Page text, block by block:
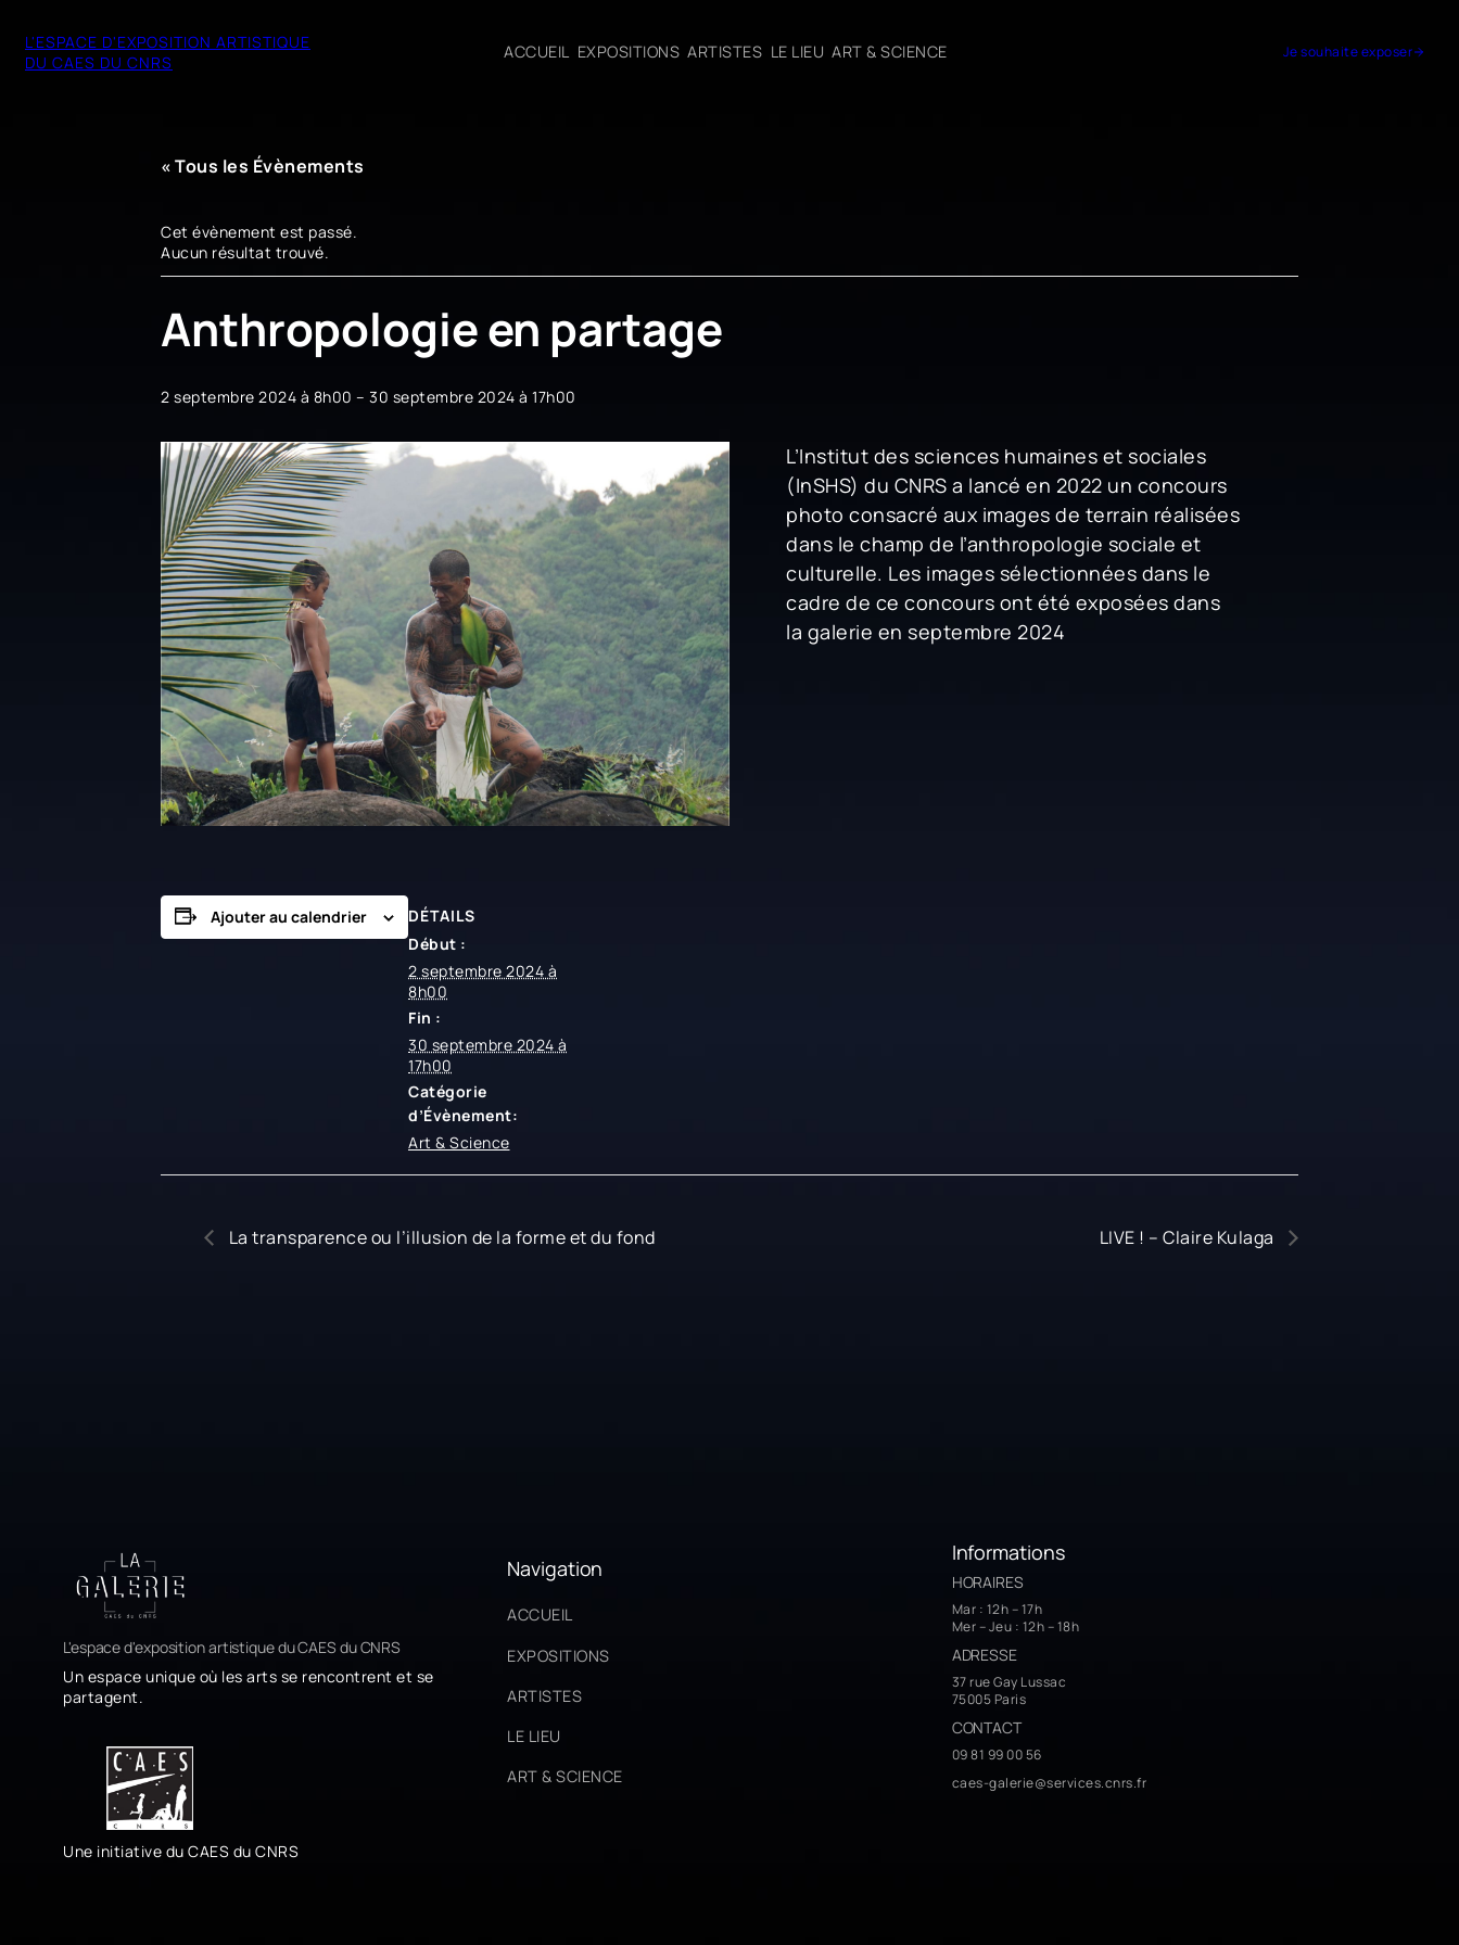
L'ESPACE D'EXPOSITION ARTISTIQUE
DU CAES DU CNRS
ACCUEIL EXPOSITIONS ARTISTES LE LIEU ART & SCIENCE Je souhaite exposer
« Tous les Évènements
Cet évènement est passé.
Aucun résultat trouvé.
Anthropologie en partage
2 septembre 2024 à 8h00 – 30 septembre 2024 à 17h00
L’Institut des sciences humaines et sociales
(InSHS) du CNRS a lancé en 2022 un concours
photo consacré aux images de terrain réalisées
dans le champ de l’anthropologie sociale et
culturelle. Les images sélectionnées dans le
cadre de ce concours ont été exposées dans
la galerie en septembre 2024
Ajouter au calendrier
DÉTAILS
Début :
2 septembre 2024 à
8h00
Fin :
30 septembre 2024 à
17h00
Catégorie
d’Évènement:
Art & Science
La transparence ou l’illusion de la forme et du fond LIVE ! – Claire Kulaga
L'espace d'exposition artistique du CAES du CNRS
Un espace unique où les arts se rencontrent et se
partagent.
Une initiative du CAES du CNRS
Navigation
ACCUEIL
EXPOSITIONS
ARTISTES
LE LIEU
ART & SCIENCE
Informations
HORAIRES
Mar : 12h – 17h
Mer – Jeu : 12h – 18h
ADRESSE
37 rue Gay Lussac
75005 Paris
CONTACT
09 81 99 00 56
caes-galerie@services.cnrs.fr